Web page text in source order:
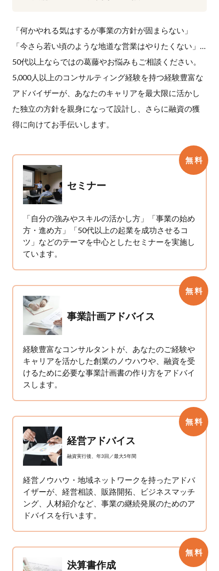
「何かやれる気はするが事業の方針が固まらない」
「今さら若い頃のような地道な営業はやりたくない」…
50代以上ならではの葛藤やお悩みもご相談ください。
5,000人以上のコンサルティング経験を持つ経験豊富な
アドバイザーが、あなたのキャリアを最大限に活かし
た独立の方針を親身になって設計し、さらに融資の獲
得に向けてお手伝いします。
無 料
セミナー
「自分の強みやスキルの活かし方」「事業の始め
方・進め方」「50代以上の起業を成功させるコ
ツ」などのテーマを中心としたセミナーを実施し
ています。
無 料
事業計画アドバイス
経験豊富なコンサルタントが、あなたのご経験や
キャリアを活かした創業のノウハウや、融資を受
けるために必要な事業計画書の作り方をアドバイ
スします。
無 料
経営アドバイス
融資実行後、年3回／最大5年間
経営ノウハウ・地域ネットワークを持ったアドバ
イザーが、経営相談、販路開拓、ビジネスマッチ
ング、人材紹介など、事業の継続発展のためのア
ドバイスを行います。
無 料
決算書作成